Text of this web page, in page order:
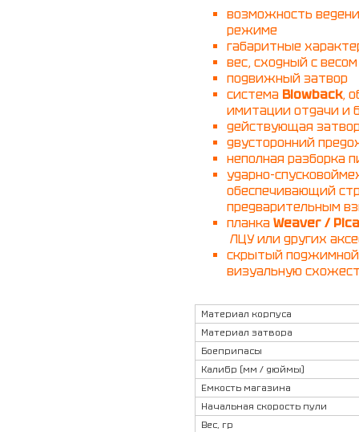
возможность
режиме
габаритные
вес, сходный с
подвижный затвор
система Blowback,
имитации отдачи и
действующая
двусторонний
неполная разборка
ударно-
обеспечивающий
предварительным
планка Weaver /
ЛЦУ или других
скрытый
визуальную
Материал корпуса
Материал затвора
Боеприпасы
Калибр (мм / дюймы)
Емкость магазина
Начальная скорость пули
Вес, гр